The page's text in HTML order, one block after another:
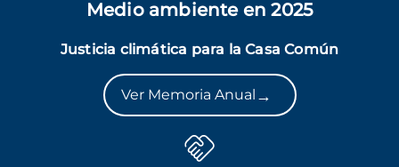
Medio ambiente en 2025
Justicia climática para la Casa Común
Ver Memoria Anual →